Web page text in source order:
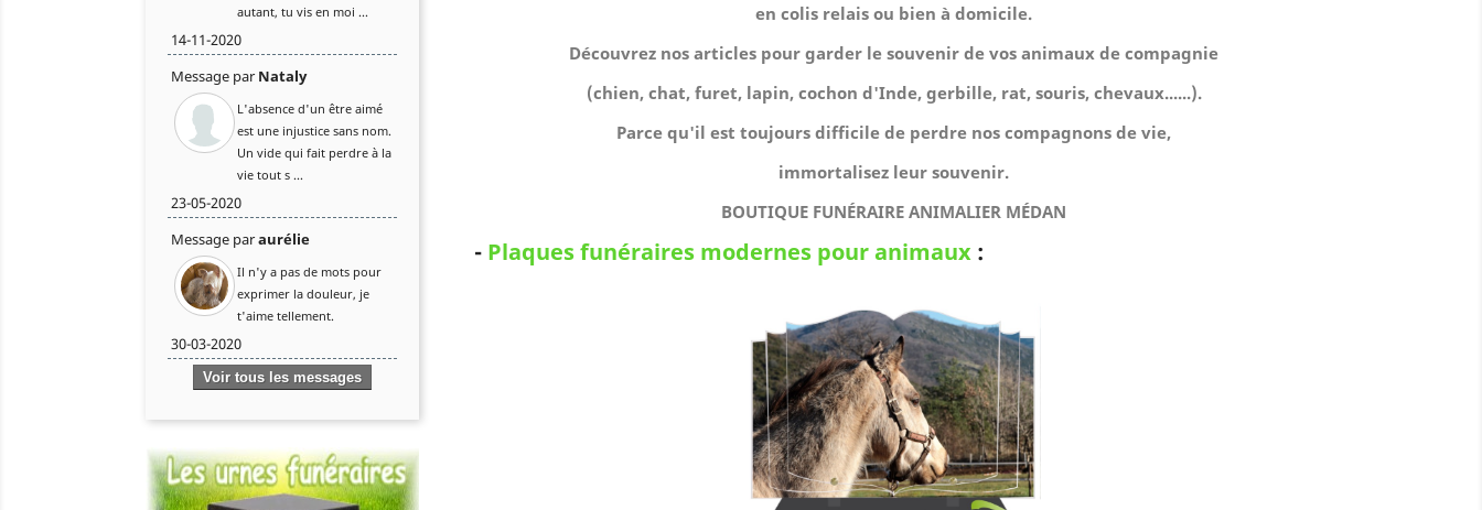
autant, tu vis en moi ...
14-11-2020
Message par Nataly
L'absence d'un être aimé
est une injustice sans nom.
Un vide qui fait perdre à la
vie tout s ...
23-05-2020
Message paraurélie
Il n'y a pas de mots pour
exprimer la douleur, je
t'aime tellement.
30-03-2020
Voir tous les messages
en colis relais ou bien à domicile.
Découvrez nos articles pour garder le souvenir de vos animaux de compagnie
(chien, chat, furet, lapin, cochon d'Inde, gerbille, rat, souris, chevaux......).
Parce qu'il est toujours difficile de perdre nos compagnons de vie,
immortalisez leur souvenir.
BOUTIQUE FUNÉRAIRE ANIMALIER MÉDAN
- Plaques funéraires modernes pour animaux: